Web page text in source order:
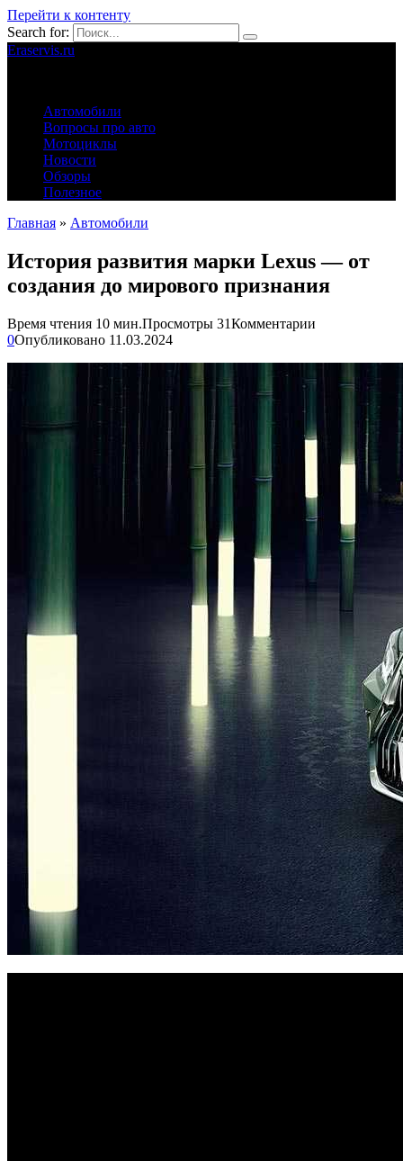
Перейти к контенту
Search for:
Eraservis.ru
Автомобили
Вопросы про авто
Мотоциклы
Новости
Обзоры
Полезное
Главная » Автомобили
История развития марки Lexus — от
создания до мирового признания
Время чтения 10 мин.Просмотры 31Комментарии
0Опубликовано 11.03.2024